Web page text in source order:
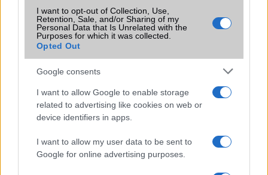
I want to opt-out of Collection, Use,
Retention, Sale, and/or Sharing of my
Personal Data that Is Unrelated with the
Purposes for which it was collected.
Opted Out
Google consents
I want to allow Google to enable storage
related to advertising like cookies on web or
device identifiers in apps.
I want to allow my user data to be sent to
Google for online advertising purposes.
Jön a Facebook-WhatsApp integráció
Az üzenetekhez már nem kell Facebook fiók
Videohívás már a WhatsAppon is!
Visszavonható üzenetek a Messengerben
Mától visszavonhatók a Messenger üzenete
Teljesen megújul a mobilos Facebook Messenger
Idén sem lesz titkosítás Messengeren és Instán